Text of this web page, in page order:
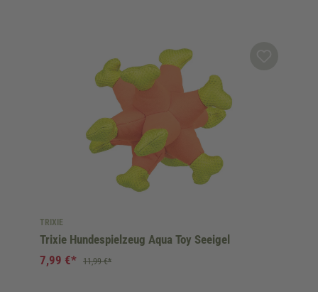
TRIXIE
Trixie Hundespielzeug Aqua Toy Seeigel
7,99 €* 11,99 €*